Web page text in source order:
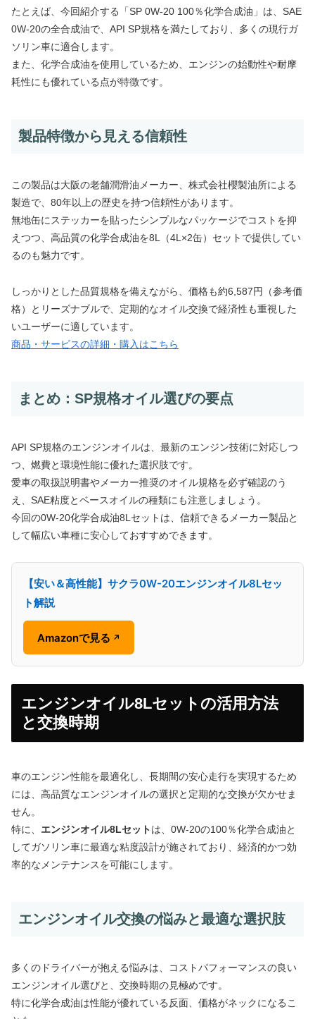
たとえば、今回紹介する「SP 0W-20 100％化学合成油」は、SAE
0W-20の全合成油で、API SP規格を満たしており、多くの現行ガ
ソリン車に適合します。
また、化学合成油を使用しているため、エンジンの始動性や耐摩
耗性にも優れている点が特徴です。
製品特徴から見える信頼性
この製品は大阪の老舗潤滑油メーカー、株式会社櫻製油所による
製造で、80年以上の歴史を持つ信頼性があります。
無地缶にステッカーを貼ったシンプルなパッケージでコストを抑
えつつ、高品質の化学合成油を8L（4L×2缶）セットで提供してい
るのも魅力です。
しっかりとした品質規格を備えながら、価格も約6,587円（参考価
格）とリーズナブルで、定期的なオイル交換で経済性も重視した
いユーザーに適しています。
商品・サービスの詳細・購入はこちら
まとめ：SP規格オイル選びの要点
API SP規格のエンジンオイルは、最新のエンジン技術に対応しつ
つ、燃費と環境性能に優れた選択肢です。
愛車の取扱説明書やメーカー推奨のオイル規格を必ず確認のう
え、SAE粘度とベースオイルの種類にも注意しましょう。
今回の0W-20化学合成油8Lセットは、信頼できるメーカー製品と
して幅広い車種に安心しておすすめできます。
【安い＆高性能】サクラ0W-20エンジンオイル8Lセッ
ト解説
Amazonで見る ↗
エンジンオイル8Lセットの活用方法
と交換時期
車のエンジン性能を最適化し、長期間の安心走行を実現するため
には、高品質なエンジンオイルの選択と定期的な交換が欠かせま
せん。
特に、 エンジンオイル8Lセットは、0W-20の100％化学合成油と
してガソリン車に最適な粘度設計が施されており、経済的かつ効
率的なメンテナンスを可能にします。
エンジンオイル交換の悩みと最適な選択肢
多くのドライバーが抱える悩みは、コストパフォーマンスの良い
エンジンオイル選びと、交換時期の見極めです。
特に化学合成油は性能が優れている反面、価格がネックになるこ